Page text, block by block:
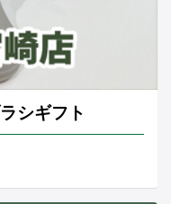
シギフト